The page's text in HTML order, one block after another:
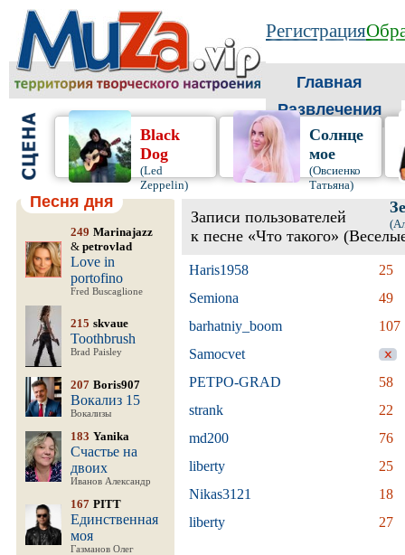
Регистрация
Главная
Развлечения
Black
Dog
(Led
Zeppelin)
Солнце
мое
(Овсиенко
Татьяна)
Песня дня
249 Marinajazz
& petrovlad
Love in
portofino
Fred Buscaglione
215 skvaue
Toothbrush
Brad Paisley
207 Boris907
Вокализ 15
Вокализы
183 Yanika
Счастье на
двоих
Иванов Александр
167 PITT
Единственная
моя
Газманов Олег
Записи пользователей
к песне «Что такого»
Haris1958
25
Semiona
49
barhatniy_boom
107
Samocvet
PETPO-GRAD
58
strank
22
md200
76
liberty
25
Nikas3121
18
liberty
27